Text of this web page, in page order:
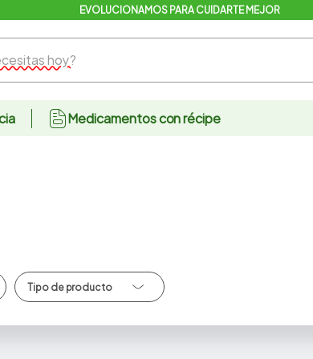
EVOLUCIONAMOS PARA CUIDARTE MEJOR
hoy?
Medicamentos con récipe